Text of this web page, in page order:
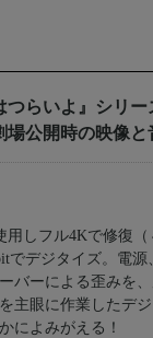
つらいよ』シリ
場公開時の映像
用しフル4Kで修復
でデジタイズ。電
バーによる歪みを
主眼に作業したデ
によみがえる！